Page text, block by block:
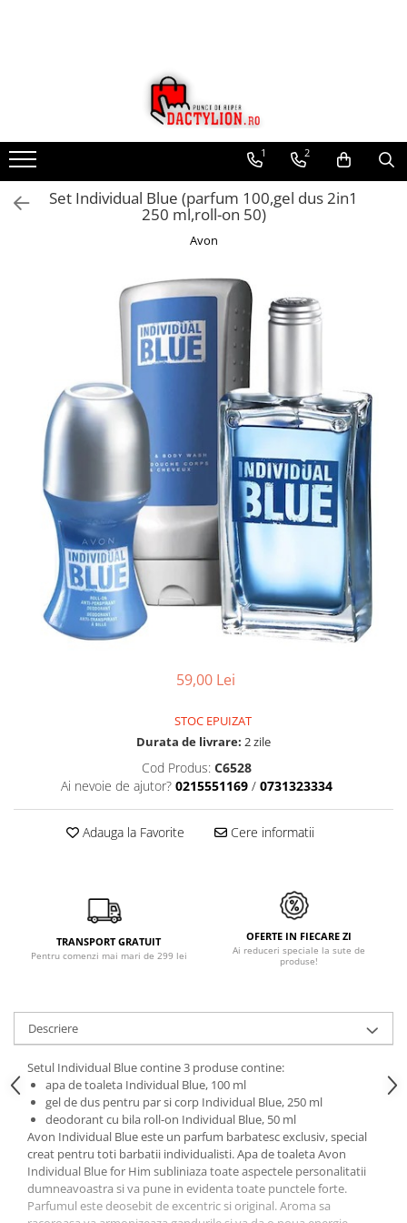
1 2
Set Individual Blue (parfum 100,gel dus 2in1
250 ml,roll-on 50)
Avon
59,00 Lei
STOC EPUIZAT
Durata de livrare: 2 zile
Cod Produs: C6528
Ai nevoie de ajutor? 0215551169 / 0731323334
Adauga la Favorite Cere informatii
TRANSPORT GRATUIT
Pentru comenzi mai mari de 299 lei
OFERTE IN FIECARE ZI
Ai reduceri speciale la sute de
produse!
Descriere
Setul Individual Blue contine 3 produse contine:
apa de toaleta Individual Blue, 100 ml
gel de dus pentru par si corp Individual Blue, 250 ml
deodorant cu bila roll-on Individual Blue, 50 ml
Avon Individual Blue este un parfum barbatesc exclusiv, special
creat pentru toti barbatii individualisti. Apa de toaleta Avon
Individual Blue for Him subliniaza toate aspectele personalitatii
dumneavoastra si va pune in evidenta toate punctele forte.
Parfumul este deosebit de excentric si original. Aroma sa